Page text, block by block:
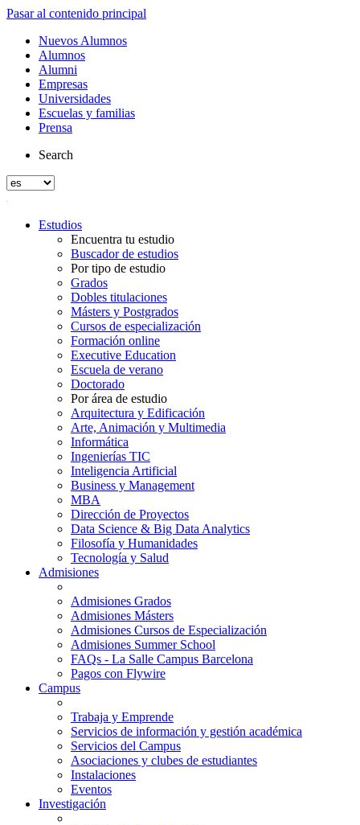
Pasar al contenido principal
Nuevos Alumnos
Alumnos
Alumni
Empresas
Universidades
Escuelas y familias
Prensa
Search
Estudios
Encuentra tu estudio
Buscador de estudios
Por tipo de estudio
Grados
Dobles titulaciones
Másters y Postgrados
Cursos de especialización
Formación online
Executive Education
Escuela de verano
Doctorado
Por área de estudio
Arquitectura y Edificación
Arte, Animación y Multimedia
Informática
Ingenierías TIC
Inteligencia Artificial
Business y Management
MBA
Dirección de Proyectos
Data Science & Big Data Analytics
Filosofía y Humanidades
Tecnología y Salud
Admisiones
Admisiones Grados
Admisiones Másters
Admisiones Cursos de Especialización
Admisiones Summer School
FAQs - La Salle Campus Barcelona
Pagos con Flywire
Campus
Trabaja y Emprende
Servicios de información y gestión académica
Servicios del Campus
Asociaciones y clubes de estudiantes
Instalaciones
Eventos
Investigación